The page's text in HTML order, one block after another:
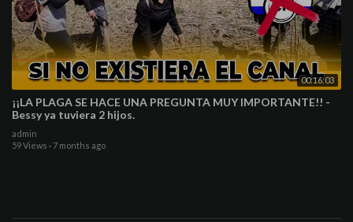
00:16:03
¡¡LA PLAGA SE HACE UNA PREGUNTA MUY IMPORTANTE!! -
Bessy ya tuviera 2 hijos.
admin
59 Views ·7 months ago